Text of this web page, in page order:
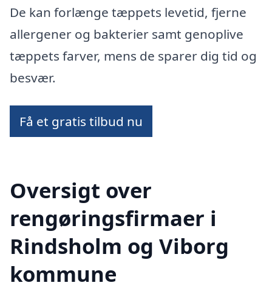
De kan forlænge tæppets levetid, fjerne
allergener og bakterier samt genoplive
tæppets farver, mens de sparer dig tid og
besvær.
Få et gratis tilbud nu
Oversigt over
rengøringsfirmaer i
Rindsholm og Viborg
kommune